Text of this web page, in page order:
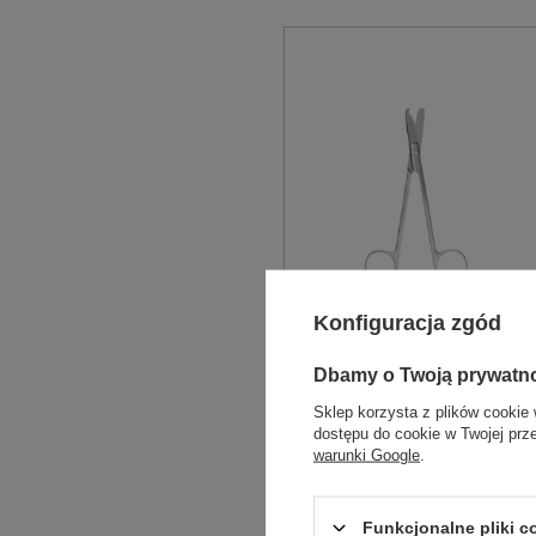
Nożyczki SPENCER
do usuwania szwów po
Wielokrotnego użytku, ze
Konfiguracja zgód
Dbamy o Twoją
Sklep korzysta z plików cookie
dostępu do cookie w Twojej
warunki Google
Funkcjonalne pliki